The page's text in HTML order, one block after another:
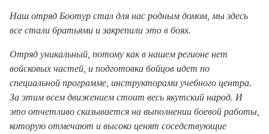
Наш отряд Боотур стал для нас родным домом, мы здесь
все стали братьями и закрепили это в боях.
Отряд уникальный, потому как в нашем регионе нет
войсковых частей, и подготовка бойцов идет по
специальной программе, инструкторами учебного центра.
За этим всем движением стоит весь якутский народ. И
это отчетливо сказывается на выполнении боевой работы,
которую отмечают и высоко ценят соседствующие